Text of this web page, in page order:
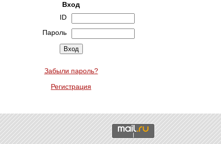
Вход
ID
Пароль
Забыли пароль?
Регистрация